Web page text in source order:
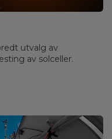
utvalg av
av solceller.